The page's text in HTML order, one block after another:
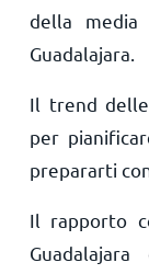
della
Guadalajara.
Il trend
per
prepararti
Il rapporto